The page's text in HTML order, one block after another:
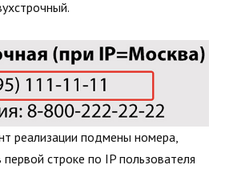
реализации подмены номера,
строке по IP пользователя